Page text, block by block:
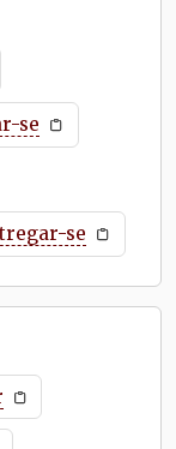
se
se